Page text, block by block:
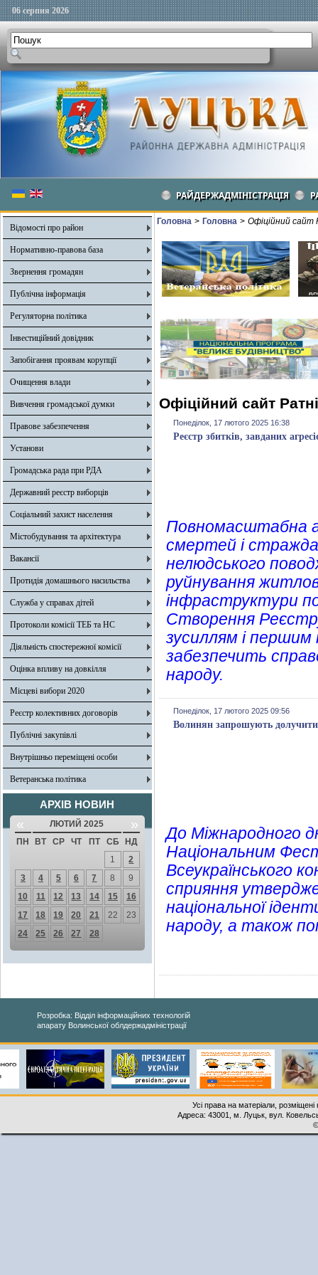
06 серпня 2026
РАЙДЕРЖАДМІНІСТРАЦІЯ
Відомості про район
Нормативно-правова база
Звернення громадян
Публічна інформація
Регуляторна політика
Інвестиційний довідник
Запобігання проявам корупції
Очищення влади
Вивчення громадської думки
Правове забезпечення
Установи
Громадська рада при РДА
Державний реєстр виборців
Соціальний захист населення
Містобудування та архітектура
Вакансії
Протидія домашнього насильства
Служба у справах дітей
Протоколи комісії ТЕБ та НС
Діяльність спостережної комісії
Оцінка впливу на довкілля
Місцеві вибори 2020
Реєстр колективних договорів
Публічні закупівлі
Внутрішньо переміщені особи
Ветеранська політика
АРХІВ НОВИН
« ЛЮТИЙ 2025 »
ПН ВТ СР ЧТ ПТ СБ
НД
1
2
3
4 5 6 7 8
9
10
11 12 13 14 15
16
17
18 19 20 21 22
23
24
25 26 27 28
Головна > Головна > Офіційний сайт
Офіційний сайт
Понеділок, 17 лютого 2025 16:38
Реєстр збитків, завданих
Повномасштабна
смертей і
нелюдського
руйнування
інфраструктури по
Створення
зусиллям і першим
забезпечить
народу.
Понеділок, 17 лютого 2025 09:56
Волинян запрошують
До Міжнародного
Національним
Всеукраїнського
сприяння
національної
народу, а також
Розробка: Відділ інформаційних технологій
апарату Волинської облдержадміністрації
Усі права на матеріали,
Адреса: 43001, м. Луцьк, вул.